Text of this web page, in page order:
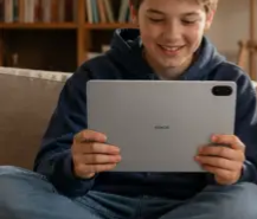
Sigortacılığı sezonluk
uzaklaştırmak gerektiğini
şöyle devam etti:
verimliliği artıran ve
çözümler sunan bir sektör
yüzden sektör olarak
Bizim fabrika ayarlarımız;
riski doğru